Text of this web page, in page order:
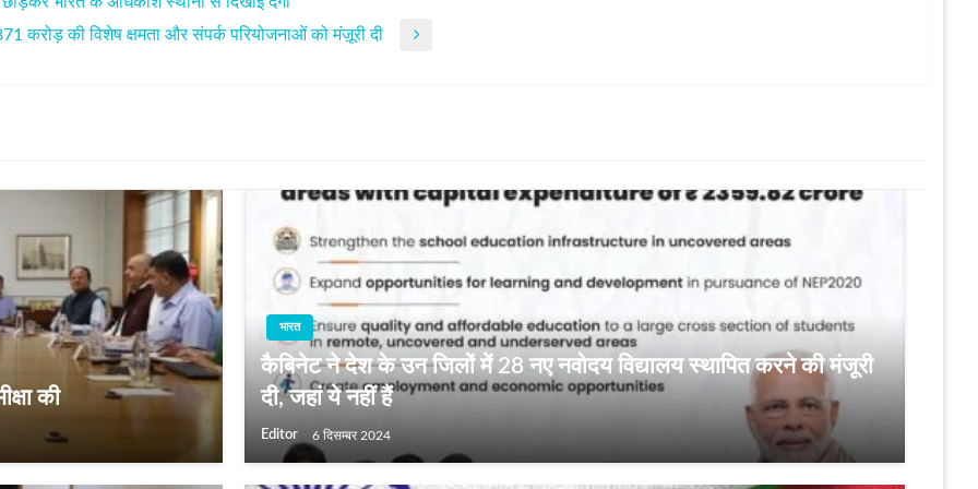
की विशेष क्षमता और संपर्क परियोजनाओं को मंज़ूरी दी
की
भारत
कैबिनेट ने देश के उन जिलों में 28 नए नवोदय विद्यालय स्थापित करने की मंजूरी
दी, जहां ये नहीं हैं
Editor 6 दिसम्बर 2024